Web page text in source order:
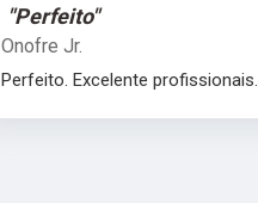
"Perfeito"
Onofre Jr.
Perfeito. Excelente profissionais.